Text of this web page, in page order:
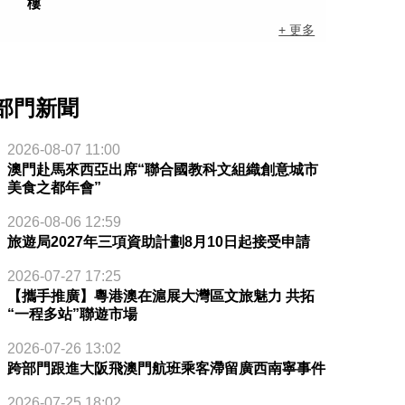
+ 更多
門新聞
2026-08-07 11:00
澳門赴馬來西亞出席“聯合國教科文組織創意城市
美食之都年會”
2026-08-06 12:59
旅遊局2027年三項資助計劃8月10日起接受申請
2026-07-27 17:25
【攜手推廣】粵港澳在滬展大灣區文旅魅力 共拓
“一程多站”聯遊市場
2026-07-26 13:02
跨部門跟進大阪飛澳門航班乘客滯留廣西南寧事件